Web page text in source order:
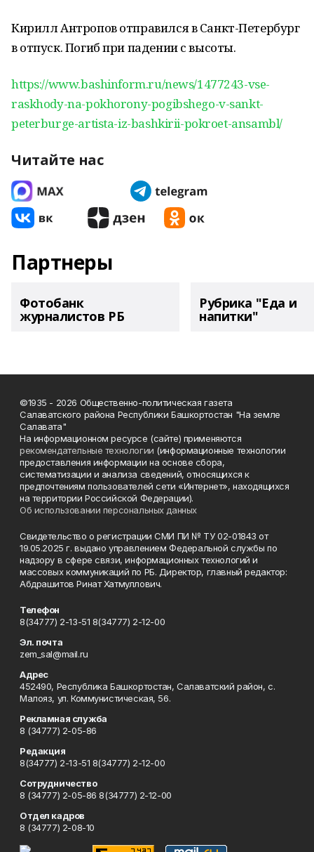
Кирилл Антропов отправился в Санкт-Петербург
в отпуск. Погиб при падении с высоты.
https://www.bashinform.ru/news/1477243-vse-
raskhody-na-pokhorony-pogibshego-v-sankt-
peterburge-artista-iz-bashkirii-pokroet-ansambl/
Читайте нас
Партнеры
Фотобанк
журналистов РБ
Рубрика "Еда и
напитки"
©1935 - 2026 Общественно-политическая газета
Салаватского района Республики Башкортостан "На земле
Салавата"
На информационном ресурсе (сайте) применяются
рекомендательные технологии (информационные технологии
предоставления информации на основе сбора,
систематизации и анализа сведений, относящихся к
предпочтениям пользователей сети «Интернет», находящихся
на территории Российской Федерации).
Об использовании персональных данных
Свидетельство о регистрации СМИ ПИ № ТУ 02-01843 от
19.05.2025 г. выдано управлением Федеральной службы по
надзору в сфере связи, информационных технологий и
массовых коммуникаций по РБ. Директор, главный редактор:
Абдрашитов Ринат Хатмуллович.
Телефон
8(34777) 2-13-51 8(34777) 2-12-00
Эл. почта
zem_sal@mail.ru
Адрес
452490, Республика Башкортостан, Салаватский район, с.
Малояз, ул. Коммунистическая, 56.
Рекламная служба
8 (34777) 2-05-86
Редакция
8(34777) 2-13-51 8(34777) 2-12-00
Сотрудничество
8 (34777) 2-05-86 8(34777) 2-12-00
Отдел кадров
8 (34777) 2-08-10